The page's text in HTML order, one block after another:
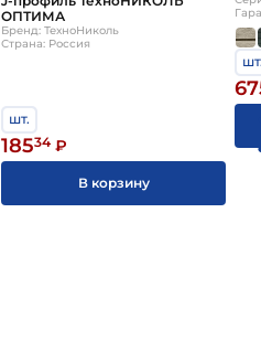
ОПТИМА
Бренд: ТехноНиколь
Страна: Россия
шт.
18534 ₽
В корзину